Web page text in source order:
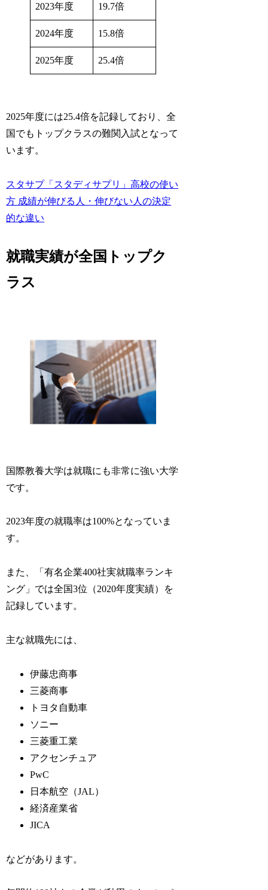
2023年度 19.7倍
2024年度 15.8倍
2025年度 25.4倍
2025年度には25.4倍を記録しており、全
国でもトップクラスの難関入試となって
います。
スタサプ「スタディサプリ」高校の使い
方 成績が伸びる人・伸びない人の決定
的な違い
就職実績が全国トップク
ラス
国際教養大学は就職にも非常に強い大学
です。
2023年度の就職率は100%となっていま
す。
また、「有名企業400社実就職率ランキ
ング」では全国3位（2020年度実績）を
記録しています。
主な就職先には、
伊藤忠商事
三菱商事
トヨタ自動車
ソニー
三菱重工業
アクセンチュア
PwC
日本航空（JAL）
経済産業省
JICA
などがあります。